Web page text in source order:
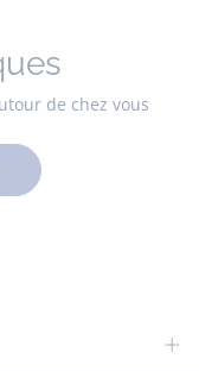
de chez vous